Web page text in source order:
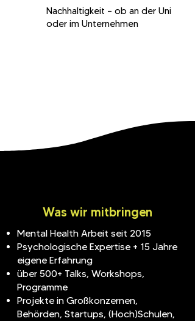
Nachhaltigkeit – ob an der Uni
oder im Unternehmen
Was wir mitbringen
Mental Health Arbeit seit 2015
Psychologische Expertise + 15 Jahre
eigene Erfahrung
über 500+ Talks, Workshops,
Programme
Projekte in Großkonzernen,
Behörden, Startups, (Hoch)Schulen,